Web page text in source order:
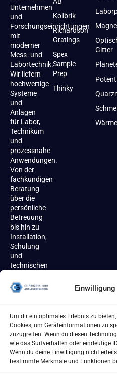
Um dir ein optimales Erlebnis zu
Cookies, um Geräteinformationen zu
zuzugreifen. Wenn du diesen
wie das Surfverhalten oder eindeutige
Wenn du deine Einwilligung nicht
bestimmte Merkmale und Funktionen
Unternehmen
und
Forschungseinrichtungen
mit
moderner
Mess- und
Labortechnik.
Wir liefern
hochwertige
Systeme
und
Anlagen
für Labor,
Technikum
und
prozessnahe
Anwendungen.
Von der
fachkundigen
Beratung
über die
persönliche
Betreuung
bis hin zu
Installation,
Schulung
und
technischen
begleiten
wir unsere
und
Kunden
zuverlässig
über den
gesamten
Produktlebenszyklus.
Kolibrik
Richardson
Gratings
Spex
Sample
Prep
Thinky
Gitter